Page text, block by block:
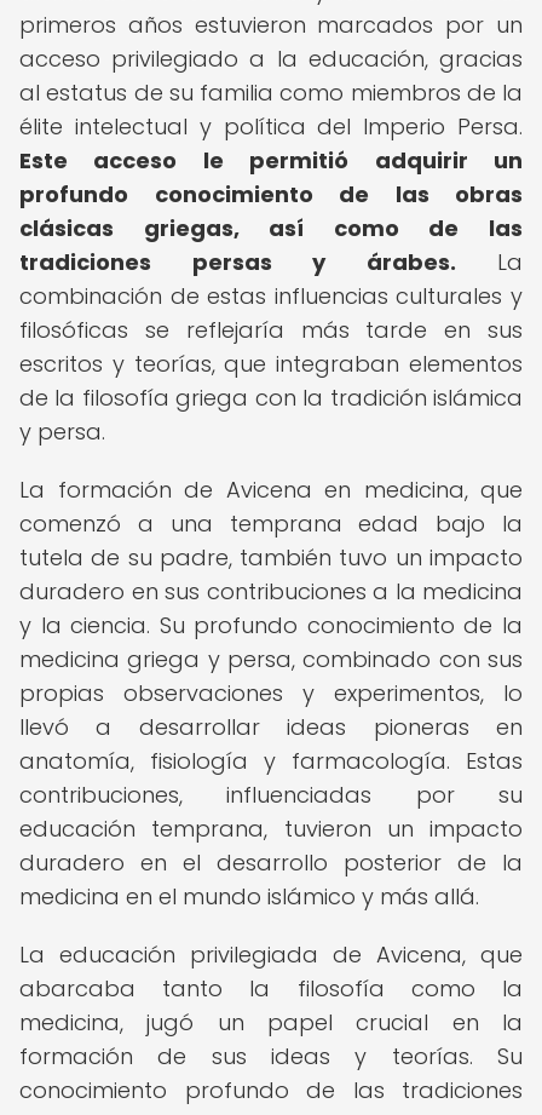
primeros años estuvieron marcados por un
acceso privilegiado a la educación, gracias
al estatus de su familia como miembros de la
élite intelectual y política del Imperio Persa.
Este acceso le permitió adquirir un
profundo conocimiento de las obras
clásicas griegas, así como de las
tradiciones persas y árabes. La
combinación de estas influencias culturales y
filosóficas se reflejaría más tarde en sus
escritos y teorías, que integraban elementos
de la filosofía griega con la tradición islámica
y persa.
La formación de Avicena en medicina, que
comenzó a una temprana edad bajo la
tutela de su padre, también tuvo un impacto
duradero en sus contribuciones a la medicina
y la ciencia. Su profundo conocimiento de la
medicina griega y persa, combinado con sus
propias observaciones y experimentos, lo
llevó a desarrollar ideas pioneras en
anatomía, fisiología y farmacología. Estas
contribuciones, influenciadas por su
educación temprana, tuvieron un impacto
duradero en el desarrollo posterior de la
medicina en el mundo islámico y más allá.
La educación privilegiada de Avicena, que
abarcaba tanto la filosofía como la
medicina, jugó un papel crucial en la
formación de sus ideas y teorías. Su
conocimiento profundo de las tradiciones